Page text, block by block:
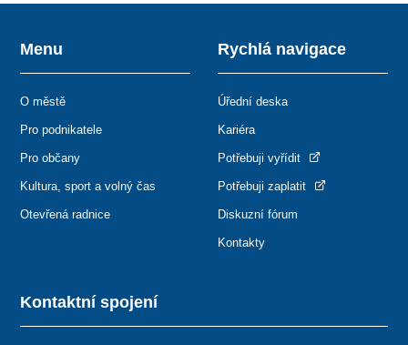
Kontaktní spojení
Menu
O městě
Pro podnikatele
Pro občany
Kultura, sport a volný čas
Otevřená radnice
Rychlá navigace
Úřední deska
Kariéra
Potřebuji vyřídit
Potřebuji zaplatit
Diskuzní fórum
Kontakty